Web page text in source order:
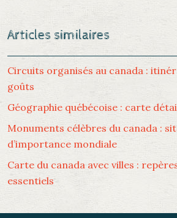
Articles similaires
Circuits organisés au canada :
goûts
Géographie québécoise : carte
Monuments célèbres du canada :
d’importance mondiale
Carte du canada avec villes :
essentiels